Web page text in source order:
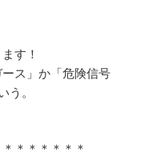
す！
ス」か「危険信号
う。
＊＊＊＊＊＊